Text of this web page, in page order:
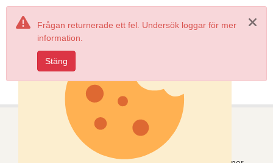
Frågan returnerade ett fel. Undersök loggar för mer
information.
Stäng
Dataportalen